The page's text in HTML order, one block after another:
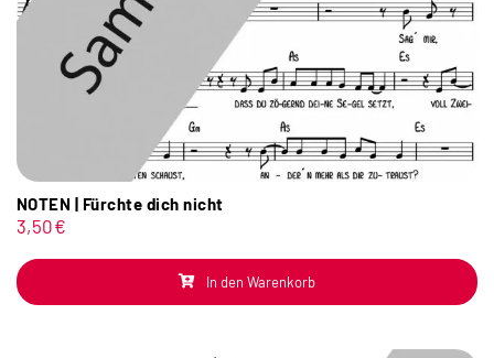
NOTEN | Fürchte dich nicht
3,50€
In den Warenkorb